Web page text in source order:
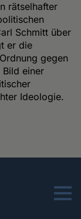
rätselhafter
Schmitt über
er die
gegen
einer
Ideologie.
Menu